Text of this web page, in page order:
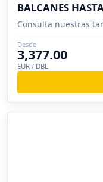
BALCANES
Consulta nuestras
Desde
3,377.00
EUR / DBL